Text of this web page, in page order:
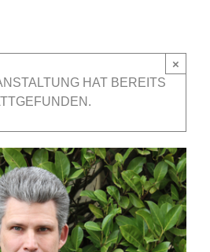
HAT BEREITS
×